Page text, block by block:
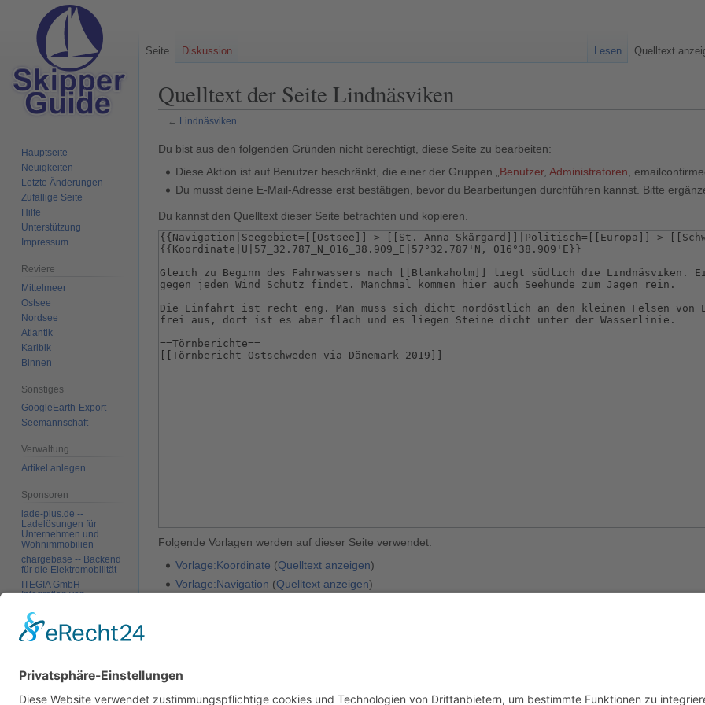
Quelltext der Seite Lindnäsviken
← Lindnäsviken
Zur
Navigation
Zur
Suche
Du bist aus den folgenden Gründen nicht berechtigt, diese Seite zu bearbeiten:
Diese Aktion ist auf Benutzer beschränkt, die einer der Gruppen „ Benutzer,Administratoren ,
Du musst deine E-Mail-Adresse erst bestätigen, bevor du Bearbeitungen durchführen kannst. Bitte
Du kannst den Quelltext dieser Seite betrachten und kopieren.
Folgende Vorlagen werden auf dieser Seite verwendet:
Vorlage:Koordinate (Quelltext anzeigen)
Vorlage:Navigation (Quelltext anzeigen)
Seite Diskussion Lesen Quelltext
Hauptseite
Neuigkeiten
Letzte Änderungen
Zufällige Seite
Hilfe
Unterstützung
Impressum
Reviere
Mittelmeer
Ostsee
Nordsee
Atlantik
Karibik
Binnen
Sonstiges
GoogleEarth-Export
Seemannschaft
Verwaltung
Artikel anlegen
Sponsoren
lade-plus.de --
Ladelösungen für
Unternehmen und
Wohnimmobilien
chargebase -- Backend
für die Elektromobilität
ITEGIA GmbH --
Integration von
individuelle
Softwarelösungen
Links auf diese Seite
Änderungen an
verlinkten Seiten
Datenschutz